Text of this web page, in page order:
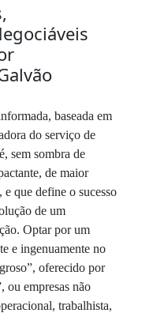
baseada em
do serviço de
sem sombra de
de maior
que define o sucesso
de um
Optar por um
e ingenuamente no
oferecido por
ou empresas não
trabalhista,